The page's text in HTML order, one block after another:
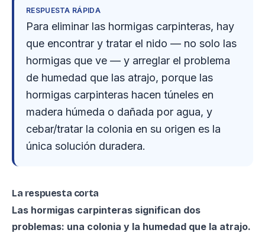
RESPUESTA RÁPIDA
Para eliminar las hormigas carpinteras, hay
que encontrar y tratar el nido — no solo las
hormigas que ve — y arreglar el problema
de humedad que las atrajo, porque las
hormigas carpinteras hacen túneles en
madera húmeda o dañada por agua, y
cebar/tratar la colonia en su origen es la
única solución duradera.
La respuesta corta
Las hormigas carpinteras significan dos
problemas: una colonia y la humedad que la atrajo.